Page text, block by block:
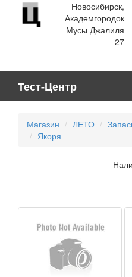
Новосибирск,
Академгородок
Мусы Джалиля
27
Тест-Центр
Магазин ЛЕТО
Якоря